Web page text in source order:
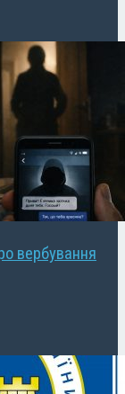
вербування